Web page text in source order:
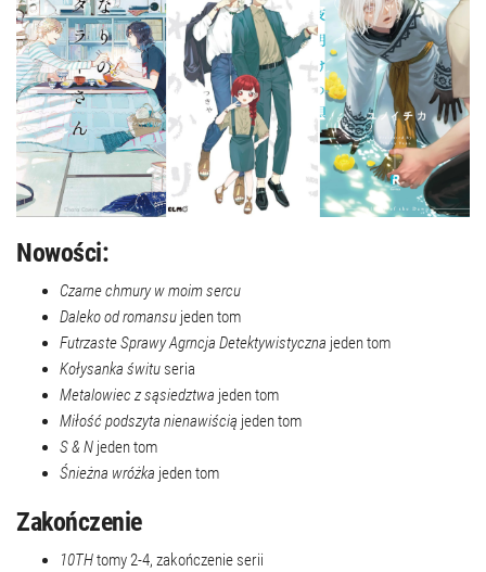
Nowości:
Czarne chmury w moim sercu
Daleko od romansu jeden tom
Futrzaste Sprawy Agrncja Detektywistyczna jeden tom
Kołysanka świtu seria
Metalowiec z sąsiedztwa jeden tom
Miłość podszyta nienawiścią jeden tom
S & N jeden tom
Śnieżna wróżka jeden tom
Zakończenie
10THtomy 2-4, zakończenie serii